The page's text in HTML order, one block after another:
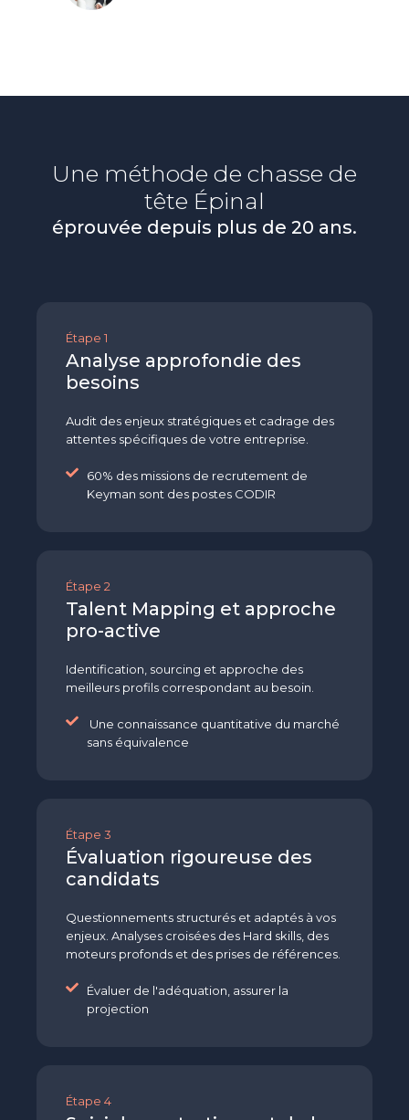
Une méthode de chasse de
tête Épinal
éprouvée depuis plus de 20 ans.
Étape 1
Analyse approfondie des
besoins
Audit des enjeux stratégiques et cadrage des
attentes spécifiques de votre entreprise.
60% des missions de recrutement de
Keyman sont des postes CODIR
Étape 2
Talent Mapping et approche
pro-active
Identification, sourcing et approche des
meilleurs profils correspondant au besoin.
Une connaissance quantitative du marché
sans équivalence
Étape 3
Évaluation rigoureuse des
candidats
Questionnements structurés et adaptés à vos
enjeux. Analyses croisées des Hard skills, des
moteurs profonds et des prises de références.
Évaluer de l'adéquation, assurer la
projection
Étape 4